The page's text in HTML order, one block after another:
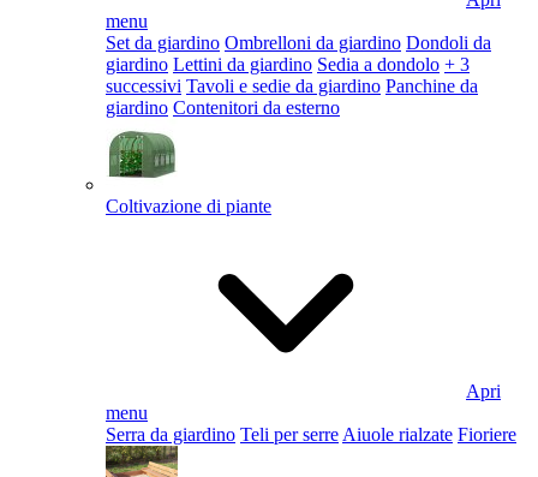
menu
Set da giardino Ombrelloni da giardino Dondoli da
giardino Lettini da giardino Sedia a dondolo + 3
successivi Tavoli e sedie da giardino Panchine da
giardino Contenitori da esterno
Coltivazione di piante
Apri
menu
Serra da giardino Teli per serre Aiuole rialzate Fioriere